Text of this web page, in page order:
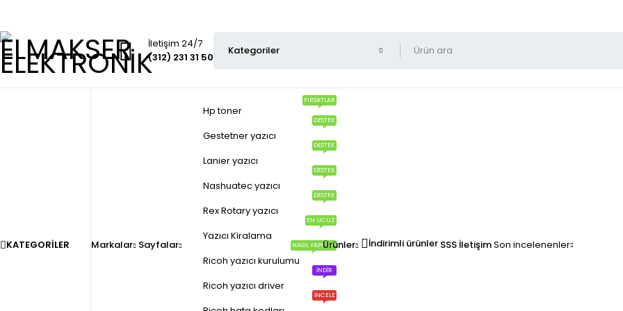
İletişim 24/7
(312) 231 31 50
KATEGORILER Markalar Sayfalar
Hp toner
FIRSATLAR
Gestetner yazıcı
DESTEK
Lanier yazıcı
DESTEK
Nashuatec yazıcı
DESTEK
Rex Rotary yazıcı
DESTEK
Yazıcı Kiralama
EN UCUZ
Ricoh yazıcı kurulumu
NASIL YAPILIR?
Ricoh yazıcı driver
İNDIR
İNCELE
Ürünler İndirimli ürünler SSS İletişimSon incelenenler